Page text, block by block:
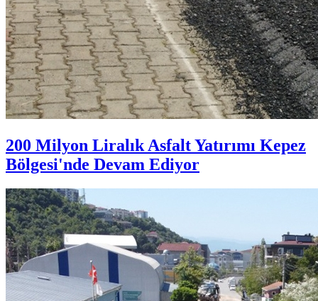
200 Milyon Liralık Asfalt Yatırımı Kepez
Bölgesi'nde Devam Ediyor